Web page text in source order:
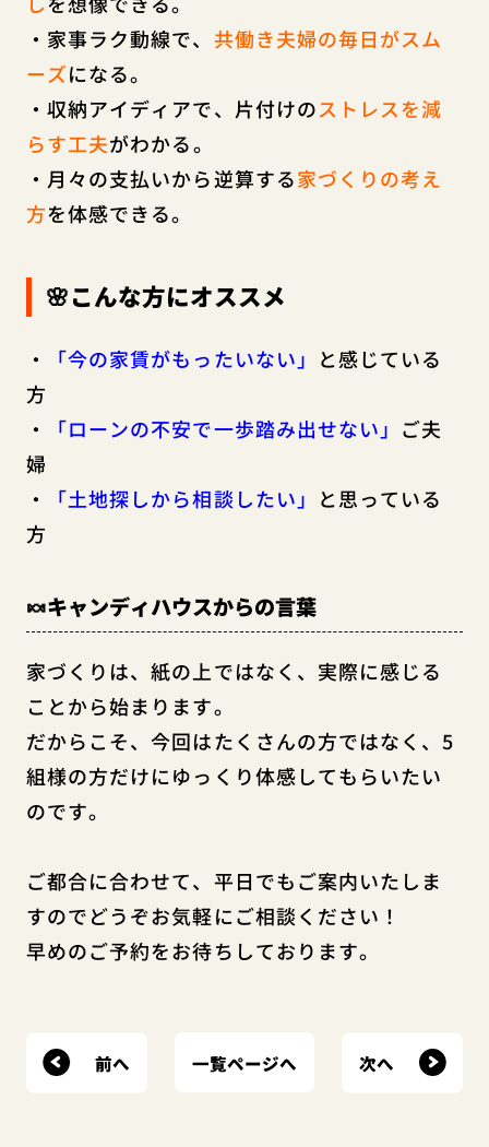
・家事ラク動線で、 共働き夫婦の毎日がスム
ーズになる。
・収納アイディアで、片付けのストレスを減
らす工夫がわかる。
・月々の支払いから逆算する家づくりの考え
方を体感できる。
🌸こんな方にオススメ
・ 「今の家賃がもったいない」 と感じている
方
・
「ローンの不安で一歩踏み出せない」 ご夫
婦
・
「土地探しから相談したい」 と思っている
方
🍬キャンディハウスからの言葉
家づくりは、紙の上ではなく、実際に感じる
ことから始まります。
だからこそ、今回はたくさんの方ではなく、5
組様の方だけにゆっくり体感してもらいたい
のです。
ご都合に合わせて、平日でもご案内いたしま
すのでどうぞお気軽にご相談ください！
早めのご予約をお待ちしております。
前へ 一覧ページへ 次へ